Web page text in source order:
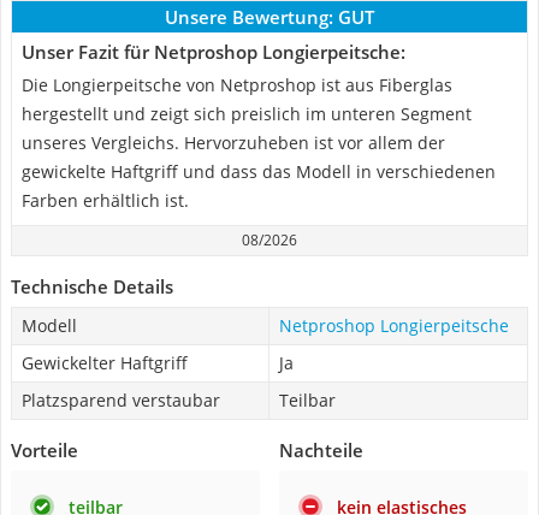
Unsere Bewertung: GUT
Unser Fazit für Netproshop Longierpeitsche:
Die Longierpeitsche von Netproshop ist aus Fiberglas
hergestellt und zeigt sich preislich im unteren Segment
unseres Vergleichs. Hervorzuheben ist vor allem der
gewickelte Haftgriff und dass das Modell in verschiedenen
Farben erhältlich ist.
08/2026
Technische Details
Modell
Netproshop Longierpeitsche
Gewickelter Haftgriff
Ja
Platzsparend verstaubar
Teilbar
Vorteile
teilbar
Nachteile
kein elastisches